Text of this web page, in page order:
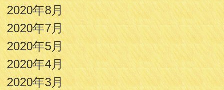
2020年8月
2020年7月
2020年5月
2020年4月
2020年3月